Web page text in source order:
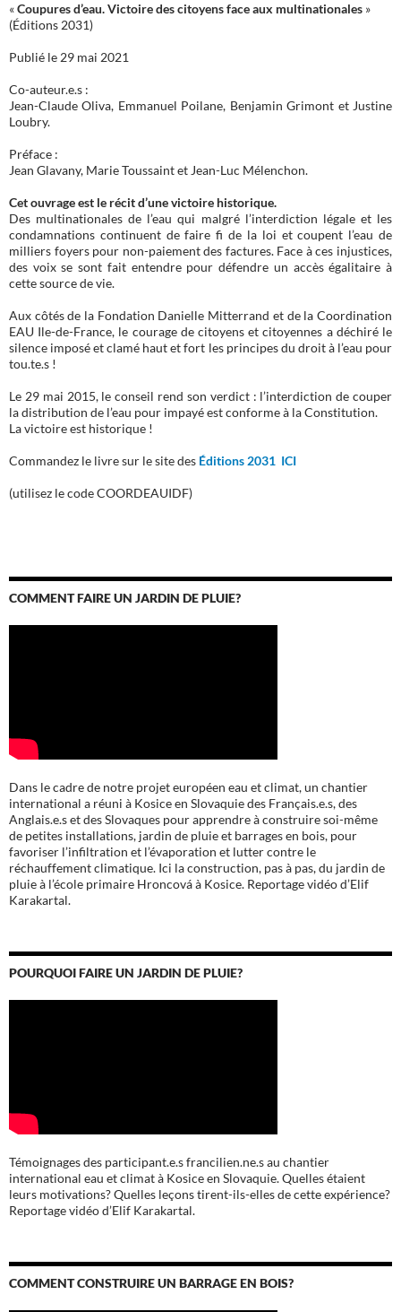
«Coupures d’eau. Victoire des citoyens face aux multinationales »
(Éditions 2031)
Publié le 29 mai 2021
Co-auteur.e.s :
Jean-Claude Oliva, Emmanuel Poilane, Benjamin Grimont et Justine
Loubry.
Préface :
Jean Glavany, Marie Toussaint et Jean-Luc Mélenchon.
Cet ouvrage est le récit d’une victoire historique.
Des multinationales de l’eau qui malgré l’interdiction légale et les
condamnations continuent de faire fi de la loi et coupent l’eau de
milliers foyers pour non-paiement des factures. Face à ces injustices,
des voix se sont fait entendre pour défendre un accès égalitaire à
cette source de vie.
Aux côtés de la Fondation Danielle Mitterrand et de la Coordination
EAU Ile-de-France, le courage de citoyens et citoyennes a déchiré le
silence imposé et clamé haut et fort les principes du droit à l’eau pour
tou.te.s !
Le 29 mai 2015, le conseil rend son verdict : l’interdiction de couper
la distribution de l’eau pour impayé est conforme à la Constitution.
La victoire est historique !
Commandez le livre sur le site des Éditions 2031 ICI
(utilisez le code COORDEAUIDF)
COMMENT FAIRE UN JARDIN DE PLUIE?
Dans le cadre de notre projet européen eau et climat, un chantier
international a réuni à Kosice en Slovaquie des Français.e.s, des
Anglais.e.s et des Slovaques pour apprendre à construire soi-même
de petites installations, jardin de pluie et barrages en bois, pour
favoriser l’infiltration et l’évaporation et lutter contre le
réchauffement climatique. Ici la construction, pas à pas, du jardin de
pluie à l’école primaire Hroncová à Kosice. Reportage vidéo d’Elif
Karakartal.
POURQUOI FAIRE UN JARDIN DE PLUIE?
Témoignages des participant.e.s francilien.ne.s au chantier
international eau et climat à Kosice en Slovaquie. Quelles étaient
leurs motivations? Quelles leçons tirent-ils-elles de cette expérience?
Reportage vidéo d’Elif Karakartal.
COMMENT CONSTRUIRE UN BARRAGE EN BOIS?